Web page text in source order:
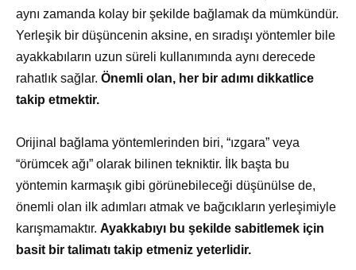
aynı zamanda kolay bir şekilde bağlamak da mümkündür.
Yerleşik bir düşüncenin aksine, en sıradışı yöntemler bile
ayakkabıların uzun süreli kullanımında aynı derecede
rahatlık sağlar. Önemli olan, her bir adımı dikkatlice
takip etmektir.
Orijinal bağlama yöntemlerinden biri, “ızgara” veya
“örümcek ağı” olarak bilinen tekniktir. İlk başta bu
yöntemin karmaşık gibi görünebileceği düşünülse de,
önemli olan ilk adımları atmak ve bağcıkların yerleşimiyle
karışmamaktır. Ayakkabıyı bu şekilde sabitlemek için
basit bir talimatı takip etmeniz yeterlidir.